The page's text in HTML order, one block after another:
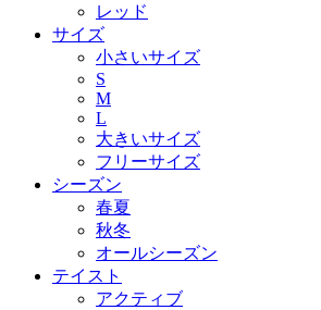
レッド
サイズ
小さいサイズ
S
M
L
大きいサイズ
フリーサイズ
シーズン
春夏
秋冬
オールシーズン
テイスト
アクティブ